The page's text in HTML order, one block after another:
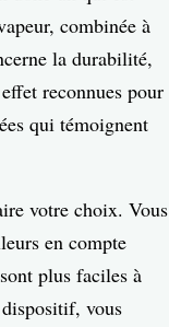
combinée à
la durabilité,
reconnues pour
qui témoignent
votre choix. Vous
en compte
plus faciles à
vous